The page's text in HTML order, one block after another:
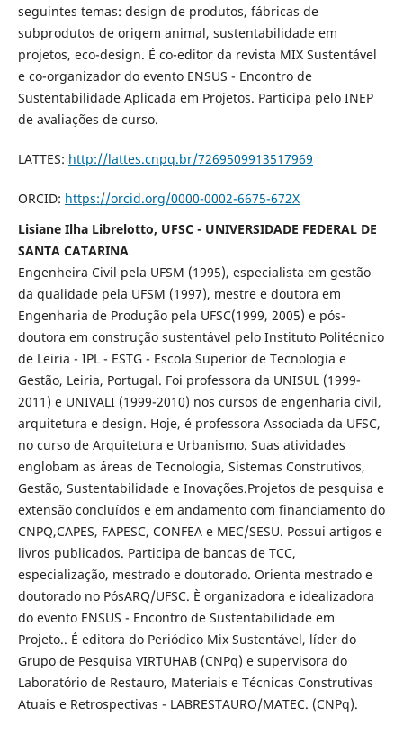
seguintes temas: design de produtos, fábricas de
subprodutos de origem animal, sustentabilidade em
projetos, eco-design. É co-editor da revista MIX Sustentável
e co-organizador do evento ENSUS - Encontro de
Sustentabilidade Aplicada em Projetos. Participa pelo INEP
de avaliações de curso.
LATTES: http://lattes.cnpq.br/7269509913517969
ORCID: https://orcid.org/0000-0002-6675-672X
Lisiane Ilha Librelotto, UFSC - UNIVERSIDADE FEDERAL DE
SANTA CATARINA
Engenheira Civil pela UFSM (1995), especialista em gestão
da qualidade pela UFSM (1997), mestre e doutora em
Engenharia de Produção pela UFSC(1999, 2005) e pós-
doutora em construção sustentável pelo Instituto Politécnico
de Leiria - IPL - ESTG - Escola Superior de Tecnologia e
Gestão, Leiria, Portugal. Foi professora da UNISUL (1999-
2011) e UNIVALI (1999-2010) nos cursos de engenharia civil,
arquitetura e design. Hoje, é professora Associada da UFSC,
no curso de Arquitetura e Urbanismo. Suas atividades
englobam as áreas de Tecnologia, Sistemas Construtivos,
Gestão, Sustentabilidade e Inovações.Projetos de pesquisa e
extensão concluídos e em andamento com financiamento do
CNPQ,CAPES, FAPESC, CONFEA e MEC/SESU. Possui artigos e
livros publicados. Participa de bancas de TCC,
especialização, mestrado e doutorado. Orienta mestrado e
doutorado no PósARQ/UFSC. È organizadora e idealizadora
do evento ENSUS - Encontro de Sustentabilidade em
Projeto.. É editora do Periódico Mix Sustentável, líder do
Grupo de Pesquisa VIRTUHAB (CNPq) e supervisora do
Laboratório de Restauro, Materiais e Técnicas Construtivas
Atuais e Retrospectivas - LABRESTAURO/MATEC. (CNPq).